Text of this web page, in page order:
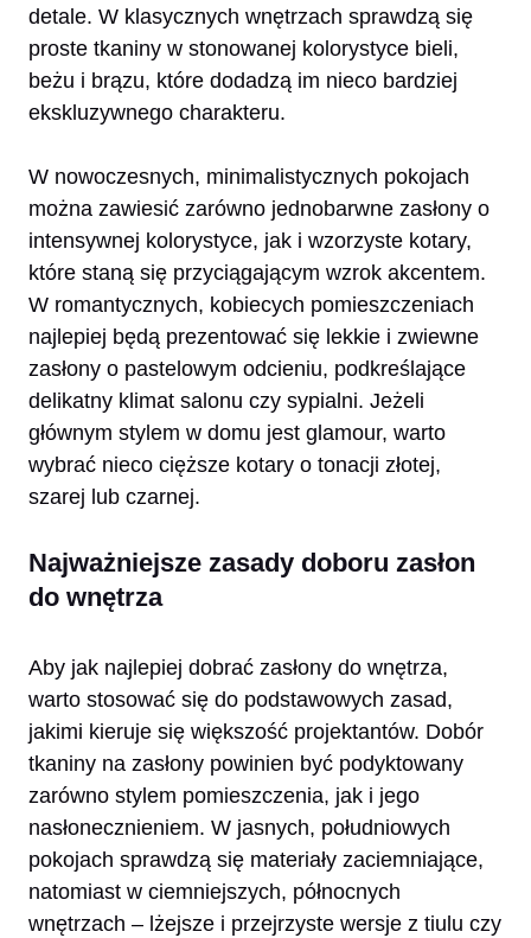
detale. W klasycznych wnętrzach sprawdzą się
proste tkaniny w stonowanej kolorystyce bieli,
beżu i brązu, które dodadzą im nieco bardziej
ekskluzywnego charakteru.
W nowoczesnych, minimalistycznych pokojach
można zawiesić zarówno jednobarwne zasłony o
intensywnej kolorystyce, jak i wzorzyste kotary,
które staną się przyciągającym wzrok akcentem.
W romantycznych, kobiecych pomieszczeniach
najlepiej będą prezentować się lekkie i zwiewne
zasłony o pastelowym odcieniu, podkreślające
delikatny klimat salonu czy sypialni. Jeżeli
głównym stylem w domu jest glamour, warto
wybrać nieco cięższe kotary o tonacji złotej,
szarej lub czarnej.
Najważniejsze zasady doboru zasłon
do wnętrza
Aby jak najlepiej dobrać zasłony do wnętrza,
warto stosować się do podstawowych zasad,
jakimi kieruje się większość projektantów. Dobór
tkaniny na zasłony powinien być podyktowany
zarówno stylem pomieszczenia, jak i jego
nasłonecznieniem. W jasnych, południowych
pokojach sprawdzą się materiały zaciemniające,
natomiast w ciemniejszych, północnych
wnętrzach – lżejsze i przejrzyste wersje z tiulu czy